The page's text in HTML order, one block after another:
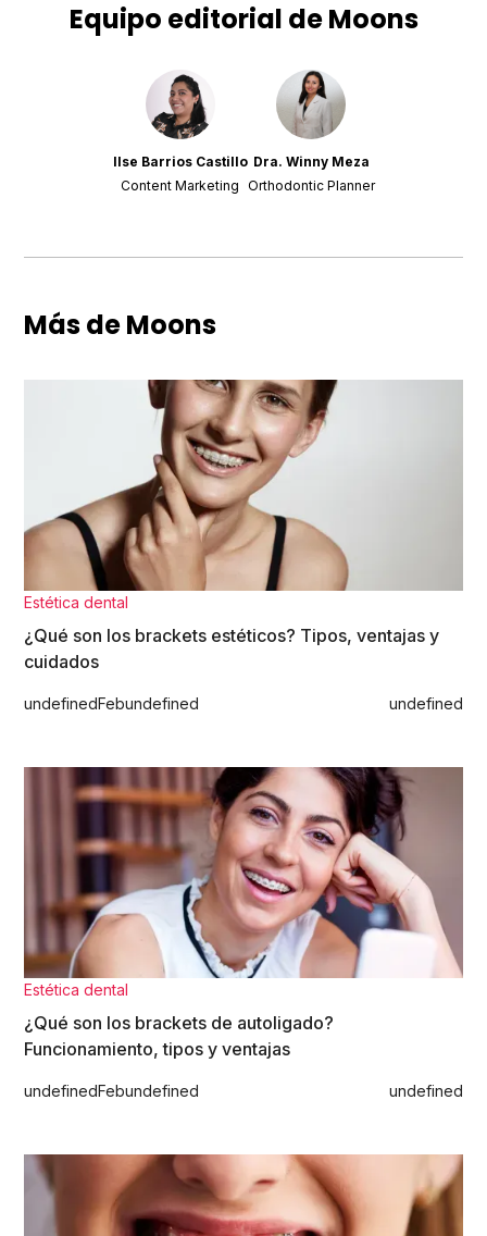
Equipo editorial de Moons
Ilse Barrios Castillo
Content Marketing
Dra. Winny Meza
Orthodontic Planner
Más de Moons
Estética dental
¿Qué son los brackets estéticos? Tipos, ventajas y
cuidados
undefinedFebundefined undefined
Estética dental
¿Qué son los brackets de autoligado?
Funcionamiento, tipos y ventajas
undefinedFebundefined undefined